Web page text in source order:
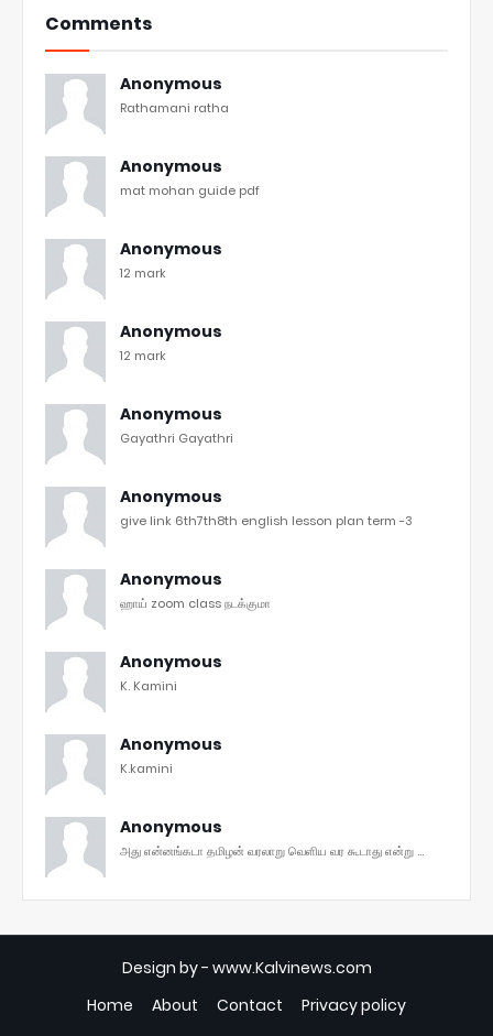
Comments
Anonymous
Rathamani ratha
Anonymous
mat mohan guide pdf
Anonymous
12 mark
Anonymous
12 mark
Anonymous
Gayathri Gayathri
Anonymous
give link 6th7th8th english lesson plan term -3
Anonymous
ஹாய் zoom class நடக்குமா
Anonymous
K. Kamini
Anonymous
K.kamini
Anonymous
அது என்னங்கடா தமிழன் வரலாறு வெளிய வர கூடாது என்று ...
Design by - www.Kalvinews.com
Home
About Contact Privacy policy